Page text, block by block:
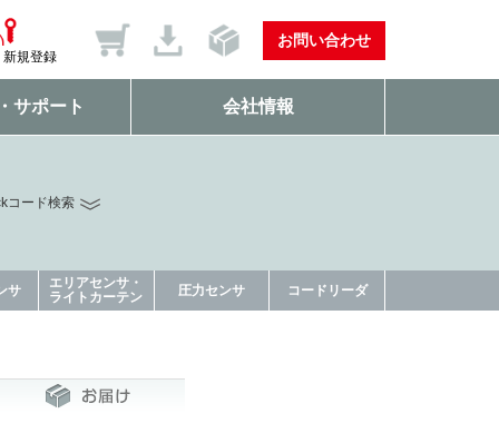
新規登録
お問い合わせ
サポート 会社情報
コード検索
サ
エリアセンサ・
ライトカーテン
圧力センサ コードリーダ